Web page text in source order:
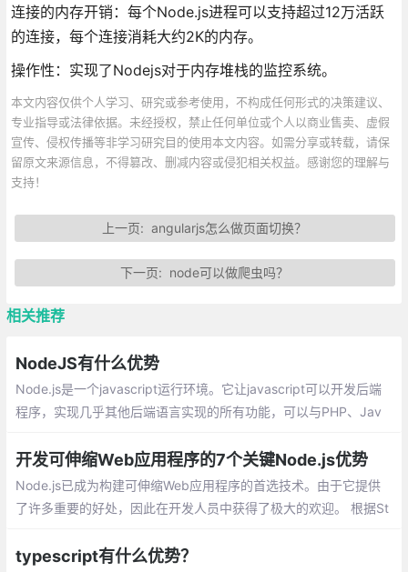
连接的内存开销：每个Node.js进程可以支持超过12万活跃
的连接，每个连接消耗大约2K的内存。
操作性：实现了Nodejs对于内存堆栈的监控系统。
本文内容仅供个人学习、研究或参考使用，不构成任何形式的决策建议、
专业指导或法律依据。未经授权，禁止任何单位或个人以商业售卖、虚假
宣传、侵权传播等非学习研究目的使用本文内容。如需分享或转载，请保
留原文来源信息，不得篡改、删减内容或侵犯相关权益。感谢您的理解与
支持！
上一页:angularjs怎么做页面切换？
下一页: node可以做爬虫吗？
相关推荐
NodeJS有什么优势
Node.js是一个javascript运行环境。它让javascript可以开发后端
程序，实现几乎其他后端语言实现的所有功能，可以与PHP、Jav
开发可伸缩Web应用程序的7个关键Node.js优势
Node.js已成为构建可伸缩Web应用程序的首选技术。由于它提供
了许多重要的好处，因此在开发人员中获得了极大的欢迎。 根据St
持下
typescript有什么优势？